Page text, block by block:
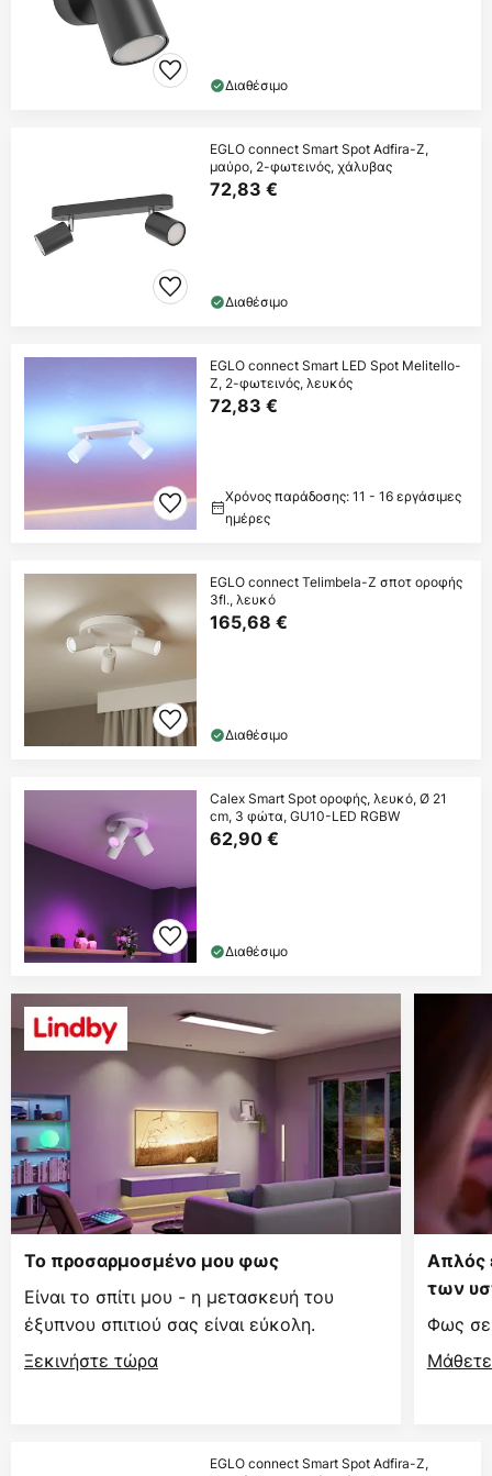
Διαθέσιμο
EGLO connect Smart Spot Adfira-Z,
μαύρο, 2-φωτεινός, χάλυβας
72,83 €
Διαθέσιμο
EGLO connect Smart LED Spot Melitello-
Z, 2-φωτεινός, λευκός
72,83 €
Χρόνος παράδοσης: 11 - 16 εργάσιμες
ημέρες
EGLO connect Telimbela-Z σποτ οροφής
3fl., λευκό
165,68 €
Διαθέσιμο
Calex Smart Spot οροφής, λευκό, Ø 21
cm, 3 φώτα, GU10-LED RGBW
62,90 €
Διαθέσιμο
Το προσαρμοσμένο μου φως
Είναι το σπίτι μου - η μετασκευή του
έξυπνου σπιτιού σας είναι εύκολη.
Ξεκινήστε τώρα
Απλός
των
Φως σε
EGLO connect Smart Spot Adfira-Z,